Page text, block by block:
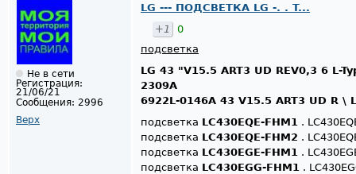
Не в сети
Регистрация:
21/06/21
Сообщения: 2996
Верх
LG --- ПОДСВЕТКА LG -. . T...
+1
0
подсветка
LG 43 "V15.5 ART3 UD REV0,3 6 L-
2309A
6922L-0146A 43 V15.5 ART3 UD R \ L
подсветка LC430EQE-FHM1 .
подсветка LC430EQE-FHM2 .
подсветка LC430EGE-FHM1 .
подсветка LC430EGG-FHM1 .